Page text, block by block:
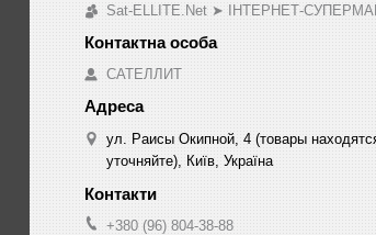
Sat-ELLITE.Net ➤ ІНТЕРНЕТ-
САТЕЛЛИТ
ул. Раисы Окипной, 4 (товары
уточняйте), Київ, Україна
+380 (96) 804-38-88